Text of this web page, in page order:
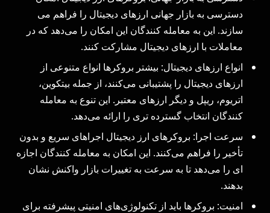
دسترسی به بازار جهانی ارزهای دیجیتال را فراهم می
سازند. این به معامله‌ کنندگان این امکان را می‌دهد که در
معاملات با ارزهای دیجیتال مشارکت کنند.
انواع ارزهای دیجیتال: بیشتر بروکرها انواع متنوعی از
ارزهای دیجیتال را پشتیبانی می‌کنند، از جمله بیتکوین،
اتریوم، ریپل و دیگر ارزهای معتبر. این تنوع به معامله‌
کنندگان انتخاب گسترده‌ تری را ارائه می‌دهد.
سرعت اجرا: بروکرهای ارز دیجیتال اجراهای سریع و بدون
تأخیر را فراهم می‌کنند. این امکان به معامله‌ کنندگان اجازه
ای را می‌دهد تا به سرعت به تغییرات بازار واکنش نشان
بدهند.
امنیت: بروکرها باید از تکنولوژی‌های امنیتی پیشرفته برای